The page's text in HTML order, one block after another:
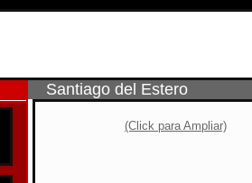
Santiago del Estero
(Click para Ampliar)